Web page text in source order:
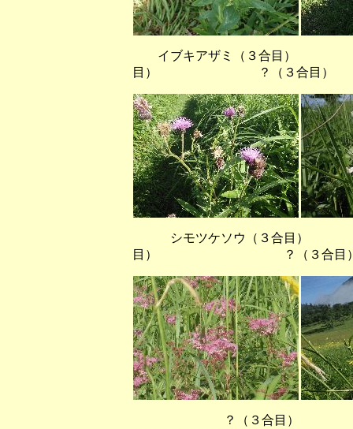
イブキアザミ（３合目）
目） ？（３合目）
シモツケソウ（３合目）
目） ？（３合目
？（３合目） イブキ